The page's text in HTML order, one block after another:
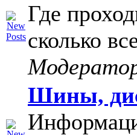
Где
сколько
Шины,